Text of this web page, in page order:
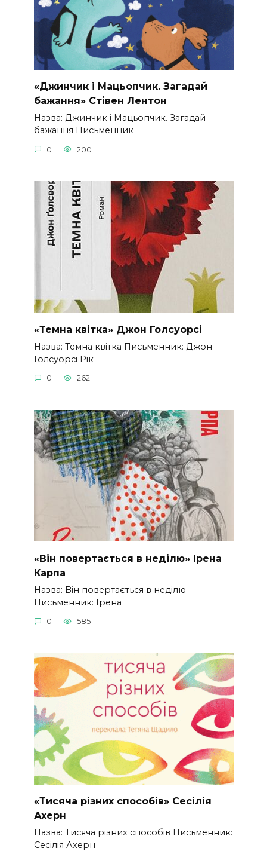
«Джинчик і Мацьопчик. Загадай
бажання» Стівен Лентон
Назва: Джинчик і Мацьопчик. Загадай
бажання Письменник
0 200
«Темна квітка» Джон Голсуорсі
Назва: Темна квітка Письменник: Джон
Голсуорсі Рік
0 262
«Він повертається в неділю» Ірена
Карпа
Назва: Він повертається в неділю
Письменник: Ірена
0 585
«Тисяча різних способів» Сесілія
Ахерн
Назва: Тисяча різних способів Письменник:
Сесілія Ахерн